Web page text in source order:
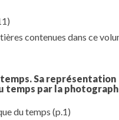
contenues dans ce
Sa représentation
temps par la
du temps (p.1)